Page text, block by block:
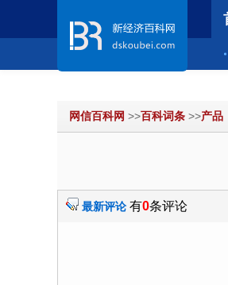
网信百科网 >>百科词条 >>产品
最新评论 有0条评论